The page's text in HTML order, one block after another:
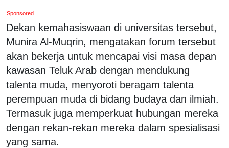
Sponsored
Dekan kemahasiswaan di universitas tersebut,
Munira Al-Muqrin, mengatakan forum tersebut
akan bekerja untuk mencapai visi masa depan
kawasan Teluk Arab dengan mendukung
talenta muda, menyoroti beragam talenta
perempuan muda di bidang budaya dan ilmiah.
Termasuk juga memperkuat hubungan mereka
dengan rekan-rekan mereka dalam spesialisasi
yang sama.